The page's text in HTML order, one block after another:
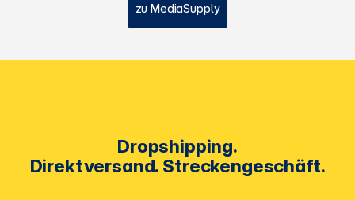
zu MediaSupply
Dropshipping.
Direktversand. Streckengeschäft.